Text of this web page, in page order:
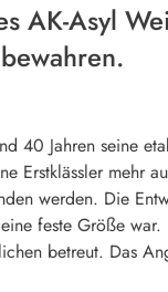
AK-Asyl
40 Jahren seine
Erstklässler mehr
werden. Die
feste Größe
betreut. Das